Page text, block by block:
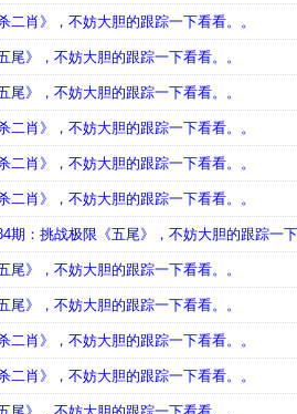
二肖》，不妨大胆的跟踪一下看看。。
尾》，不妨大胆的跟踪一下看看。。
尾》，不妨大胆的跟踪一下看看。。
二肖》，不妨大胆的跟踪一下看看。。
二肖》，不妨大胆的跟踪一下看看。。
二肖》，不妨大胆的跟踪一下看看。。
期：挑战极限《五尾》，不妨大胆的跟踪一
尾》，不妨大胆的跟踪一下看看。。
尾》，不妨大胆的跟踪一下看看。。
二肖》，不妨大胆的跟踪一下看看。。
二肖》，不妨大胆的跟踪一下看看。。